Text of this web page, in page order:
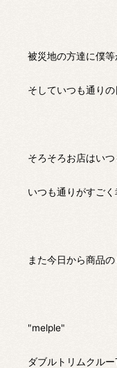
被災地の方達に僕等
そしていつも通りの
そろそろお店はい
いつも通りがすごく
また今日から商品
"melple"
ダブルトリムクル